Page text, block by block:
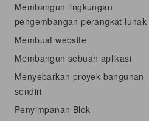
Membangun lingkungan
pengembangan perangkat lunak
Membuat website
Membangun sebuah aplikasi
Menyebarkan proyek bangunan
sendiri
Penyimpanan Blok